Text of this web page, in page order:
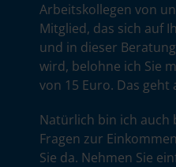
Arbeitskollegen von
Mitglied, das sich auf
und in dieser
wird, belohne ich Sie
von 15 Euro. Das geht
Natürlich bin ich auch
Fragen zur
Sie da. Nehmen Sie